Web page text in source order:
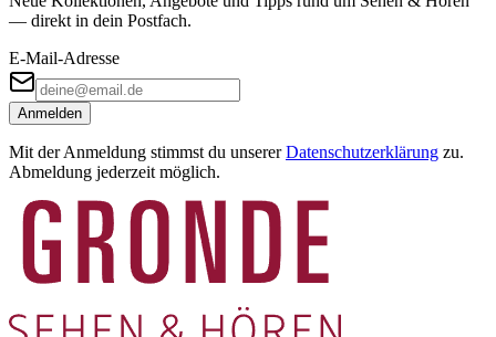
— direkt in dein Postfach.
E-Mail-Adresse
Anmelden
Mit der Anmeldung stimmst du unserer Datenschutzerklärung zu.
Abmeldung jederzeit möglich.